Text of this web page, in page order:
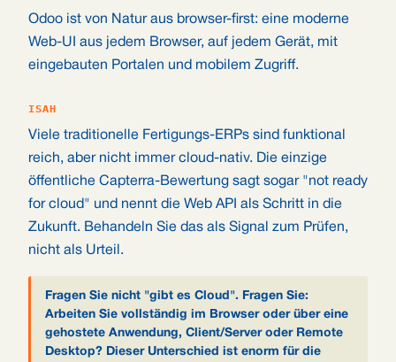
Odoo ist von Natur aus browser-first: eine moderne
Web-UI aus jedem Browser, auf jedem Gerät, mit
eingebauten Portalen und mobilem Zugriff.
ISAH
Viele traditionelle Fertigungs-ERPs sind funktional
reich, aber nicht immer cloud-nativ. Die einzige
öffentliche Capterra-Bewertung sagt sogar "not ready
for cloud" und nennt die Web API als Schritt in die
Zukunft. Behandeln Sie das als Signal zum Prüfen,
nicht als Urteil.
Fragen Sie nicht "gibt es Cloud". Fragen Sie:
Arbeiten Sie vollständig im Browser oder über eine
gehostete Anwendung, Client/Server oder Remote
Desktop? Dieser Unterschied ist enorm für die